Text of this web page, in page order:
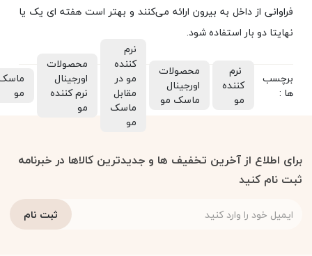
فراوانی از داخل به بیرون ارائه می‌کنند و بهتر است هفته ای یک یا
نهایتا دو بار استفاده شود.
برچسب
ها :
نرم
کننده
مو
محصولات
اورجینال
ماسک مو
نرم
کننده
مو در
مقابل
ماسک
مو
محصولات
اورجینال
نرم کننده
مو
مو
برای اطلاع از آخرین تخفیف ها و جدیدترین کالاها در خبرنامه
ثبت نام کنید